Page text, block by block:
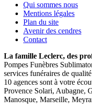
Qui sommes nous
Mentions légales
Plan du site
Avenir des cendres
Contact
La famille Leclerc, des
Pompes Funèbres
services funéraires de
10 agences sont à votre
Provence Solari, Aubagne,
Manosque, Marseille,